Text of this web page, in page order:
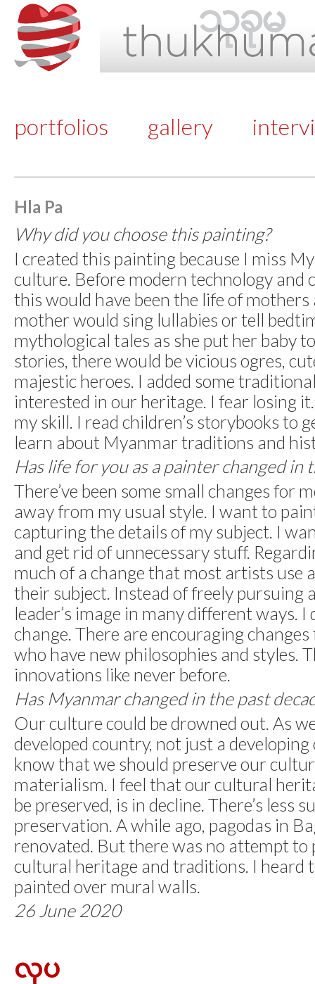
portfolios gallery
Hla Pa
Why did you choose this painting?
I created this painting because I miss
culture. Before modern technology and
this would have been the life of mothers
mother would sing lullabies or tell
mythological tales as she put her baby
stories, there would be vicious ogres,
majestic heroes. I added some
interested in our heritage. I fear losing
my skill. I read children’s storybooks to
learn about Myanmar traditions and
Has life for you as a painter changed in
There’ve been some small changes for
away from my usual style. I want to
capturing the details of my subject. I
and get rid of unnecessary stuff.
much of a change that most artists use
their subject. Instead of freely pursuing
leader’s image in many different ways. I
change. There are encouraging
who have new philosophies and styles.
innovations like never before.
Has Myanmar changed in the past
Our culture could be drowned out. As
developed country, not just a developing
know that we should preserve our
materialism. I feel that our cultural
be preserved, is in decline. There’s less
preservation. A while ago, pagodas in
renovated. But there was no attempt to
cultural heritage and traditions. I heard
painted over mural walls.
26 June 2020
လှပ